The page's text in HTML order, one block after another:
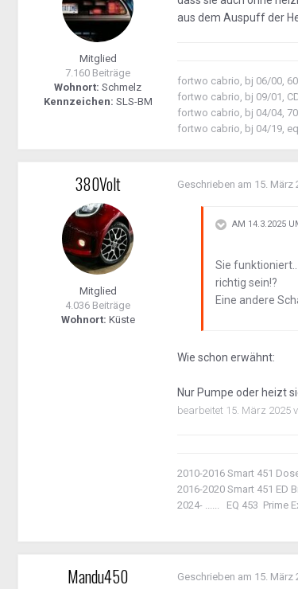
Mitglied
7.160 Beiträge
Wohnort: Schmelz
Kennzeichen: SLS-BM
aus dem Auspuff der
fortwo cabrio, bj 06/00,
fortwo cabrio, bj 09/01,
fortwo cabrio, bj 04/04,
fortwo cabrio, bj 04/19,
380Volt
Mitglied
4.036 Beiträge
Wohnort: Küste
Geschrieben am 15. März
AM 14.3.2025
Sie funktioniert..
richtig sein!?
Eine andere
Wie schon erwähnt:
Nur Pumpe oder heizt
bearbeitet 15. März 2025
2010-2016 Smart 451
2016-2020 Smart 451 ED
2024- ...... EQ 453 Prime
Mandu450 Geschrieben am 15. März